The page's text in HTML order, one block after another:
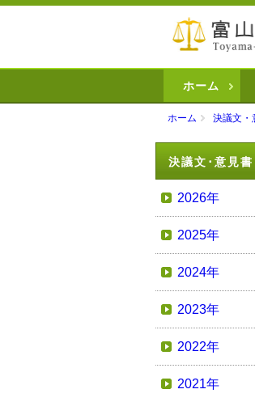
ホーム
ホーム 決議文・
決議文･意見書
2026年
2025年
2024年
2023年
2022年
2021年